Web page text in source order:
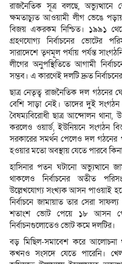
রাজনৈতিক সূত্র বলছে, অভ্যুত্থানে
ক্ষমতাচ্যুত আওয়ামী লীগ ভেঙে
বিজয় একরকম নিশ্চিত। ১৯৯১
গ্রহণযোগ্য নির্বাচনের ভোটের
সারাদেশে তৃণমূল পর্যায় পর্যন্ত
লীগের অনুপস্থিতিতে আগামী
সম্ভব। এ কারণেই দলটি দ্রুত
ছাত্র নেতৃত্ব রাজনৈতিক দল গঠনের
বেশি সাড়া নেই। তাদের দুই
বৈষম্যবিরোধী ছাত্র আন্দোলন থানা,
করলেও ওয়ার্ড, ইউনিয়নে সংগঠন
সরকারের সমর্থন পেলেও দল গঠনের
হওয়ার মতো অবস্থায় যেতে পারবে
হাসিনার পতন ঘটানো অভ্যুত্থানে
থাকলেও নির্বাচনের অতীত
উল্লেখযোগ্য সংখ্যক আসন পাওয়াই
নির্বাচনে জামায়াত তার সেরা
শতাংশ ভোট পেয়ে ১৮ আসন
নির্বাচনগুলোতেও ভোট কমে দলটির।
বড় মিছিল-সমাবেশ করে
কখনও সংসদে যেতে পারেনি।